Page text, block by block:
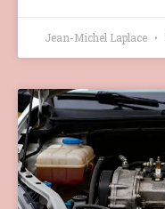
Jean-Michel Laplace